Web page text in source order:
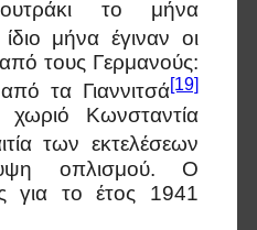
το μήνα
μήνα έγιναν οι
τους Γερμανούς:
τα Γιαννιτσά[19]
Κωνσταντία
των εκτελέσεων
οπλισμού. Ο
για το έτος 1941